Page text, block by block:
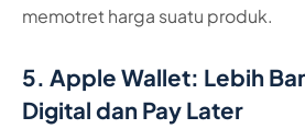
memotret harga suatu produk.
5. Apple Wallet: Lebih
Digital dan Pay Later